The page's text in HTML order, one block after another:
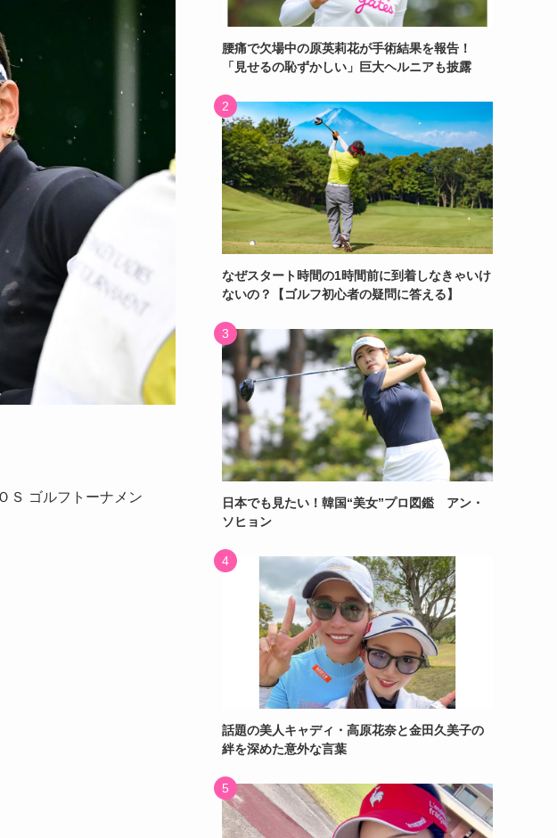
Ｓ ゴルフトーナメン
腰痛で欠場中の原英莉花が手術結果を報告！
「見せるの恥ずかしい」巨大ヘルニアも披露
なぜスタート時間の1時間前に到着しなきゃいけ
ないの？【ゴルフ初心者の疑問に答える】
日本でも見たい！韓国“美女”プロ図鑑 アン・
ソヒョン
話題の美人キャディ・高原花奈と金田久美子の
絆を深めた意外な言葉